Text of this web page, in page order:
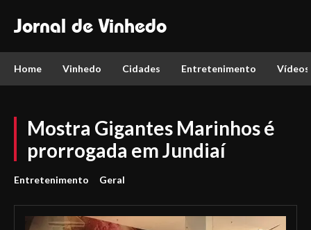
Jornal de Vinhedo
Home Vinhedo Cidades Entretenimento Vídeos
Mostra Gigantes Marinhos é
prorrogada em Jundiaí
Entretenimento Geral